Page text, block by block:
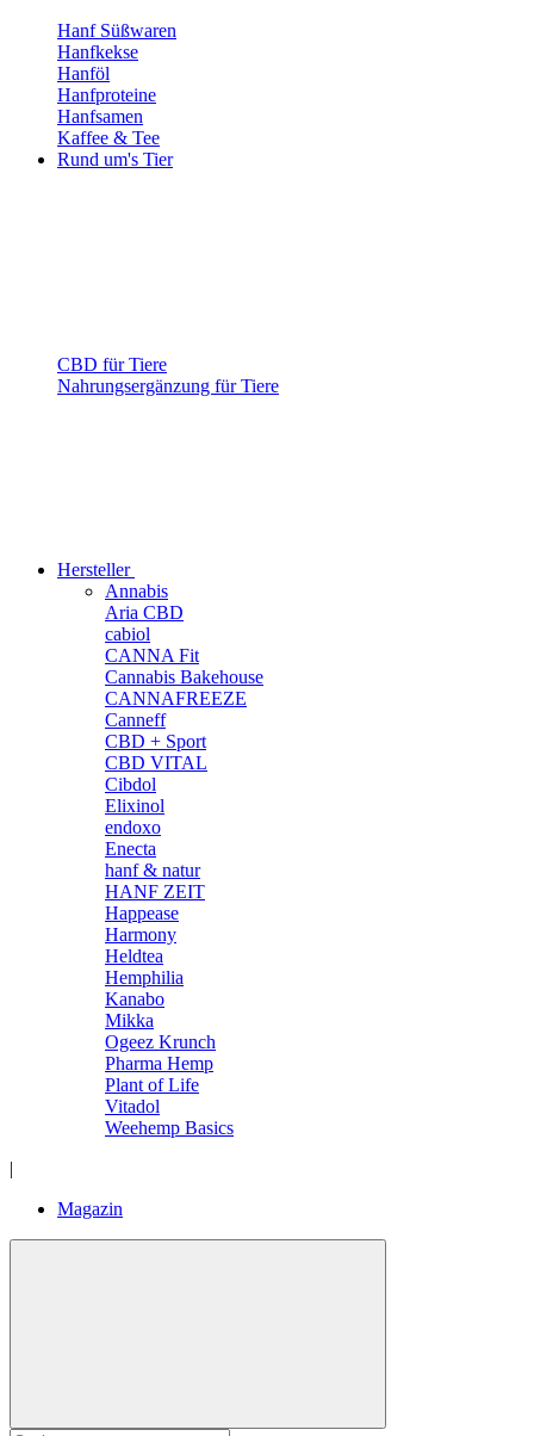
Hanf Süßwaren
Hanfkekse
Hanföl
Hanfproteine
Hanfsamen
Kaffee & Tee
Rund um's Tier
CBD für Tiere
Nahrungsergänzung für Tiere
Hersteller
Annabis
Aria CBD
cabiol
CANNA Fit
Cannabis Bakehouse
CANNAFREEZE
Canneff
CBD + Sport
CBD VITAL
Cibdol
Elixinol
endoxo
Enecta
hanf & natur
HANF ZEIT
Happease
Harmony
Heldtea
Hemphilia
Kanabo
Mikka
Ogeez Krunch
Pharma Hemp
Plant of Life
Vitadol
Weehemp Basics
|
Magazin